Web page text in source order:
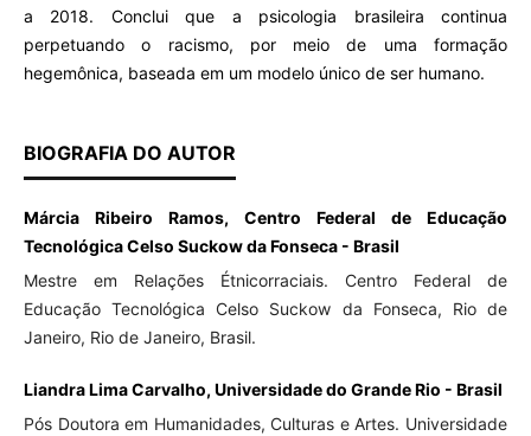
a 2018. Conclui que a psicologia brasileira continua
perpetuando o racismo, por meio de uma formação
hegemônica, baseada em um modelo único de ser humano.
BIOGRAFIA DO AUTOR
Márcia Ribeiro Ramos, Centro Federal de Educação
Tecnológica Celso Suckow da Fonseca - Brasil
Mestre em Relações Étnicorraciais. Centro Federal de
Educação Tecnológica Celso Suckow da Fonseca, Rio de
Janeiro, Rio de Janeiro, Brasil.
Liandra Lima Carvalho, Universidade do Grande Rio - Brasil
Pós Doutora em Humanidades, Culturas e Artes. Universidade